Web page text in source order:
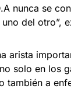
nunca se
del otro”,
arista
solo en los
también a